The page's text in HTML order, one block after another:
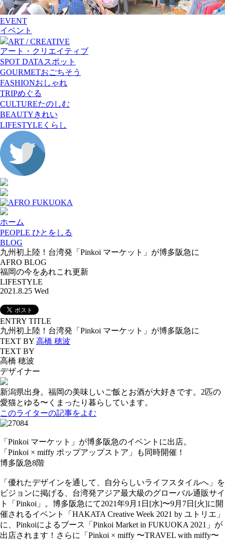
EVENT
イベント
ART / CREATIVE
アート・クリエイティブ
SPOT DATA スポット
GOURMETおごちそう
FASHIONおしゃれ
TRIPめぐる
CULTUREたのしむ
BEAUTYきれい
LIFESTYLE くらし
ホーム
PEOPLE ひとをしる
BLOG
九州初上陸！台湾発「Pinkoi マーケット」が博多阪急に
AFRO BLOG
福岡の今をあれこれ更新
LIFESTYLE
2021.8.25 Wed
ENTRY TITLE
九州初上陸！台湾発「Pinkoi マーケット」が博多阪急に
TEXT BY 高橋 穂波
TEXT BY
高橋 穂波
デザイナー
新潟県出身。福岡の美味しいご飯とお酒が大好きです。2匹の
愛猫とゆる〜くまったり暮らしています。
このライターの記事をよむ
「Pinkoi マーケット」が博多阪急のイベントに出店。
「Pinkoi × miffy ポップアップストア」も同時開催！
博多阪急8階
「優れたデザインを通して、自分らしいライフスタイルへ」を
ビジョンに掲げる、台湾発アジア最大級のグローバル通販サイ
ト「Pinkoi」。博多阪急にて2021年9月1日[水]〜9月7日[火]に開
催されるイベント「HAKATA Creative Week 2021 by ユトリエ」
に、Pinkoiによるブース「Pinkoi Market in FUKUOKA 2021」が
出店されます！さらに「Pinkoi × miffy 〜TRAVEL with miffy〜